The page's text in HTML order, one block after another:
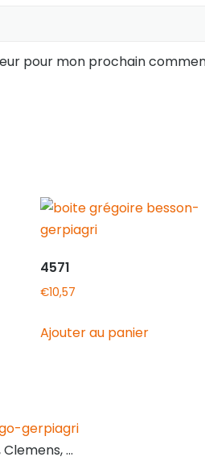
pour mon prochain
4571
€10,57
Ajouter au panier
…